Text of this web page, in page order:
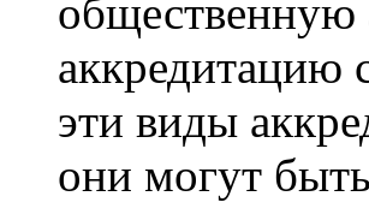
общественную
аккредитацию
эти виды
они могут